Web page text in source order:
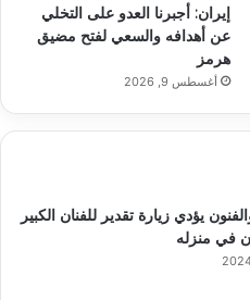
إيران: أجبرنا العدو على التخلي
عن أهدافه والسعي لفتح مضيق
هرمز
أغسطس 9, 2026
يؤدي زيارة تقدير للفنان الكبير
في منزله